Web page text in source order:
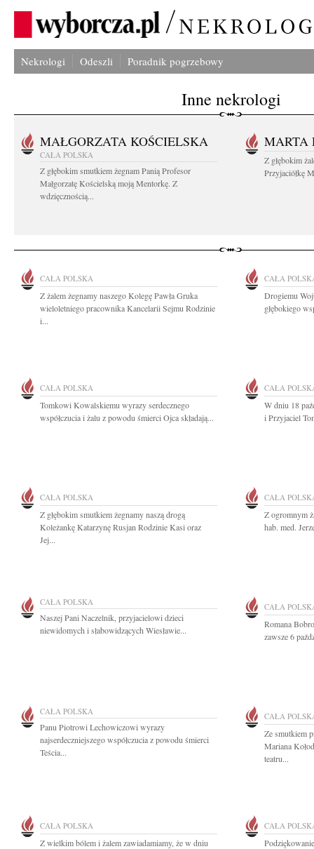
Nekrologi Odeszli Poradnik pogrzebowy
Inne nekrologi
MAŁGORZATA KOŚCIELSKA
CAŁA POLSKA
Z głębokim smutkiem żegnam Panią Profesor
Małgorzatę Kościelską moją Mentorkę. Z
wdzięcznością...
MARTA
Z głębokim
Przyjaciółkę
CAŁA POLSKA
Z żalem żegnamy naszego Kolegę Pawła Gruka
wieloletniego pracownika Kancelarii Sejmu Rodzinie
i...
CAŁA
Drogiemu
głębokiego
CAŁA POLSKA
Tomkowi Kowalskiemu wyrazy serdecznego
współczucia i żalu z powodu śmierci Ojca składają...
CAŁA
W dniu 18
i Przyjaciel
CAŁA POLSKA
Z głębokim smutkiem żegnamy naszą drogą
Koleżankę Katarzynę Rusjan Rodzinie Kasi oraz
Jej...
CAŁA
Z ogromnym
hab. med.
CAŁA POLSKA
Naszej Pani Naczelnik, przyjacielowi dzieci
niewidomych i słabowidzących Wiesławie...
CAŁA
Romana
zawsze 6
CAŁA POLSKA
Panu Piotrowi Lechowiczowi wyrazy
najserdeczniejszego współczucia z powodu śmierci
Teścia...
CAŁA
Ze smutkiem
Mariana
teatru...
CAŁA POLSKA
Z wielkim bólem i żalem zawiadamiamy, że w dniu
CAŁA